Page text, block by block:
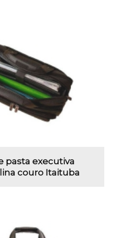
pasta executiva
couro Itaituba